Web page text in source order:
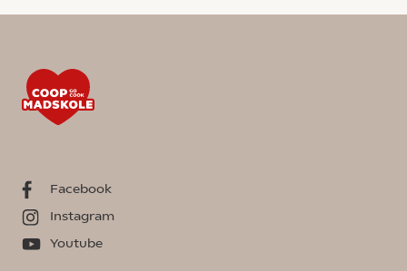
Facebook
Instagram
Youtube